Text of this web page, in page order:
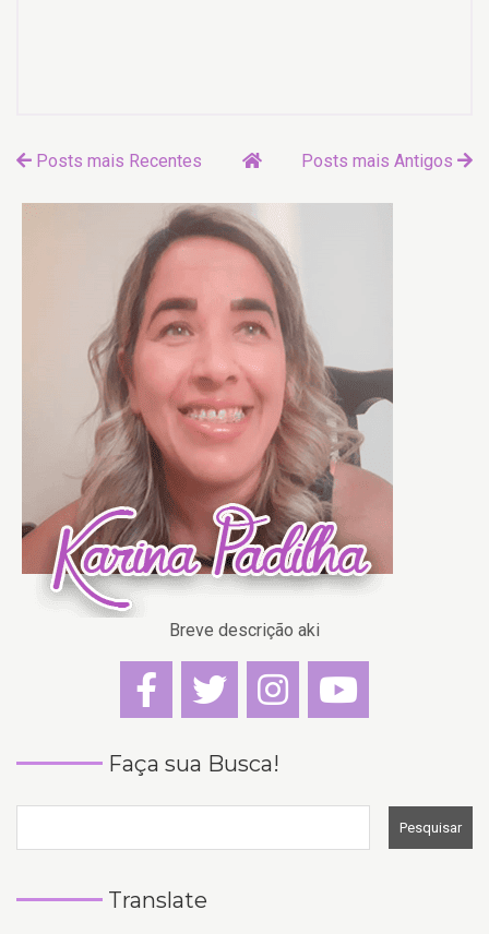
Posts mais Recentes Posts mais Antigos
Breve descrição aki
Faça sua Busca!
Translate